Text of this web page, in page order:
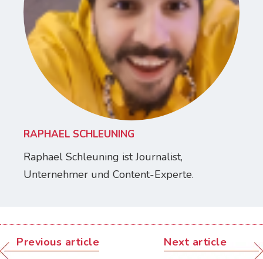
RAPHAEL SCHLEUNING
Raphael Schleuning ist Journalist,
Unternehmer und Content-Experte.
Previous article Next article